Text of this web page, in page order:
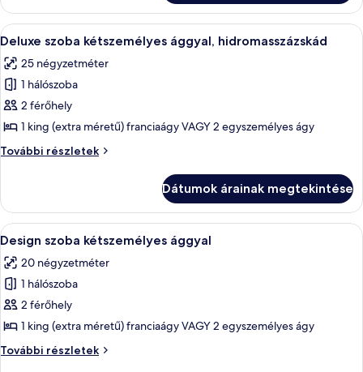
külön
ággyal
két
külön
ággyal
részletei
A
következő
szoba
összes
képének
megtekintése:
Deluxe
szoba
ággyal,
hidromasszázskád
Egy modern szállodaszoba,
6
Deluxe szoba kétszemélyes ággyal, hidromasszázskád
25 négyzetméter
1 hálószoba
2 férőhely
1 king (extra méretű) franciaágy VAGY 2 egyszemélyes ágy
További részletek
Deluxe
hidromasszázskád
további
részletei
Dátumok árainak megtekintése
A
következő
szoba
összes
képének
megtekintése:
Design
szoba
Egy modern hálószoba, amelyben
7
Design szoba kétszemélyes ággyal
20 négyzetméter
1 hálószoba
2 férőhely
1 king (extra méretű) franciaágy VAGY 2 egyszemélyes ágy
További részletek
Design